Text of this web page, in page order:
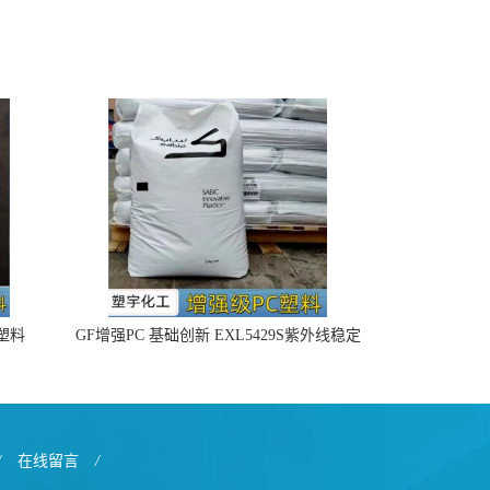
料
GF增强PC 基础创新 EXL5429S紫外线稳定
在线留言 /